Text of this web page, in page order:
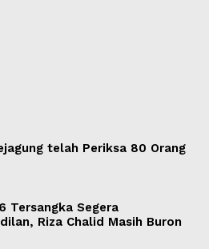
telah Periksa 80 Orang
Tersangka Segera
Riza Chalid Masih Buron